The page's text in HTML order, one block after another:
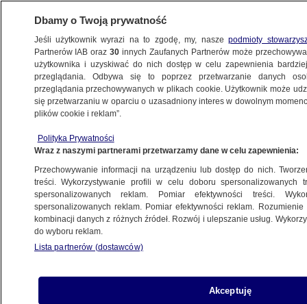
LISTY POPARCIA DO KRS
Szef nowej KRS mówi, jak zbierał
podpisy. "Miałem dwie listy"
POLSKA
01:34
Leszek Mazur o listach poparcia
do KRS
NAJNOWSZE
"Nie ma dualizmu prawnego, jest
prawo i jest bezprawie"
Dbamy o Twoją prywatność
Jeśli użytkownik wyrazi na to zgodę, my, naszepodmioty
Partnerów IAB oraz30 innych Zaufanych Partnerów może
użytkownika i uzyskiwać do nich dostęp w celu zapewnienia
przeglądania. Odbywa się to poprzez przetwarzanie danych
przeglądania przechowywanych w plikach cookie. Użytkownik może
się przetwarzaniu w oparciu o uzasadniony interes w dowolnym
plików cookie i reklam”.
Polityka Prywatności
Wraz z naszymi partnerami przetwarzamy dane w celu zapewnienia:
Przechowywanie informacji na urządzeniu lub dostęp do nich.
treści. Wykorzystywanie profili w celu doboru spersonalizowanych
spersonalizowanych reklam. Pomiar efektywności treści.
spersonalizowanych reklam. Pomiar efektywności reklam.
kombinacji danych z różnych źródeł. Rozwój i ulepszanie usług.
do wyboru reklam.
Lista partnerów (dostawców)
Akceptuję